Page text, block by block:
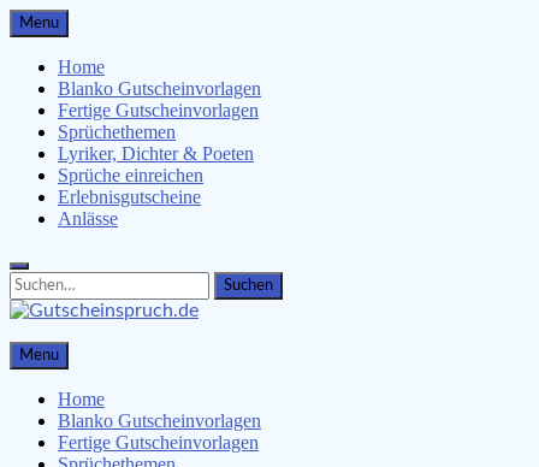
Skip
to
content
Menu
Home
Blanko Gutscheinvorlagen
Fertige Gutscheinvorlagen
Sprüchethemen
Lyriker, Dichter & Poeten
Sprüche einreichen
Erlebnisgutscheine
Anlässe
Search
for:
Search
Gutscheinspruch.de
Gutscheinsprüche & Gutscheinvorlagen finden
Menu
Home
Blanko Gutscheinvorlagen
Fertige Gutscheinvorlagen